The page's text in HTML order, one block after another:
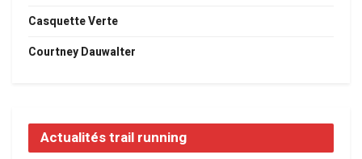
Casquette Verte
Courtney Dauwalter
Actualités trail running